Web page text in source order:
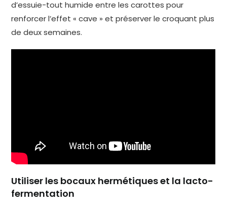
d’essuie-tout humide entre les carottes pour
renforcer l’effet « cave » et préserver le croquant plus
de deux semaines.
Utiliser les bocaux hermétiques et la lacto-
fermentation